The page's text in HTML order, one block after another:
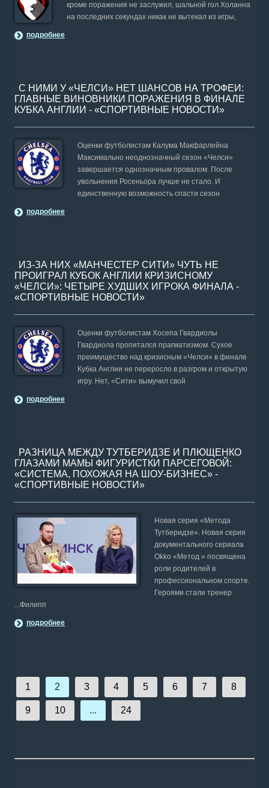
кроме поражения не заслужил, шальной гол Холанна
на последних секундах никак не вытекал из игры,
подробнее
С НИМИ У «ЧЕЛСИ» НЕТ ШАНСОВ НА ТРОФЕИ:
ГЛАВНЫЕ ВИНОВНИКИ ПОРАЖЕНИЯ В ФИНАЛЕ
КУБКА АНГЛИИ - «СПОРТИВНЫЕ НОВОСТИ»
Оценки футболистам Калума Макфарлейна
Максимально неоднозначный сезон «Челси»
завершается однозначным провалом. После
увольнения Росеньора лучше не стало. И
единственную возможность спасти сезон
подробнее
ИЗ-ЗА НИХ «МАНЧЕСТЕР СИТИ» ЧУТЬ НЕ
ПРОИГРАЛ КУБОК АНГЛИИ КРИЗИСНОМУ
«ЧЕЛСИ»: ЧЕТЫРЕ ХУДШИХ ИГРОКА ФИНАЛА -
«СПОРТИВНЫЕ НОВОСТИ»
Оценки футболистам Хосепа Гвардиолы
Гвардиола пропитался прагматизмом. Сухое
преимущество над кризисным «Челси» в финале
Кубка Англии не переросло в разгром и открытую
игру. Нет, «Сити» вымучил свой
подробнее
РАЗНИЦА МЕЖДУ ТУТБЕРИДЗЕ И ПЛЮЩЕНКО
ГЛАЗАМИ МАМЫ ФИГУРИСТКИ ПАРСЕГОВОЙ:
«СИСТЕМА, ПОХОЖАЯ НА ШОУ-БИЗНЕС» -
«СПОРТИВНЫЕ НОВОСТИ»
Новая серия «Метода
Тутберидзе». Новая серия
документального сериала
Okko «Метод » посвящена
роли родителей в
профессиональном спорте.
Героями стали тренер
...Филипп
подробнее
1 2 3 4 5 6 7 8
9 10 ... 24